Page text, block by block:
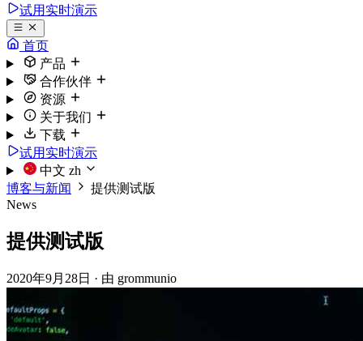
试用实时演示
首页
产品
合作伙伴
资源
关于我们
下载
试用实时演示
中文 zh
博客与新闻
提供测试版
News
提供测试版
2020年9月28日 · 由 grommunio